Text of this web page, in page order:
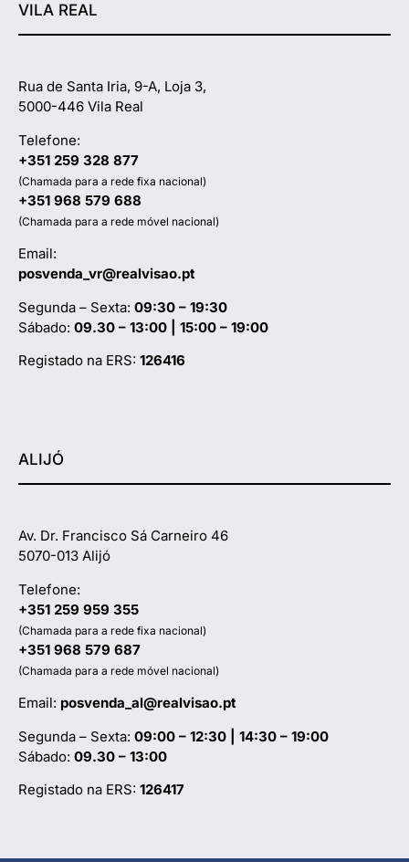
VILA REAL
Rua de Santa Iria, 9-A, Loja 3,
5000-446 Vila Real
Telefone:
+351 259 328 877
(Chamada para a rede fixa nacional)
+351 968 579 688
(Chamada para a rede móvel nacional)
Email:
posvenda_vr@realvisao.pt
Segunda – Sexta: 09:30 – 19:30
Sábado: 09.30 – 13:00 | 15:00 – 19:00
Registado na ERS: 126416
ALIJÓ
Av. Dr. Francisco Sá Carneiro 46
5070-013 Alijó
Telefone:
+351 259 959 355
(Chamada para a rede fixa nacional)
+351 968 579 687
(Chamada para a rede móvel nacional)
Email: posvenda_al@realvisao.pt
Segunda – Sexta: 09:00 – 12:30 | 14:30 – 19:00
Sábado: 09.30 – 13:00
Registado na ERS: 126417